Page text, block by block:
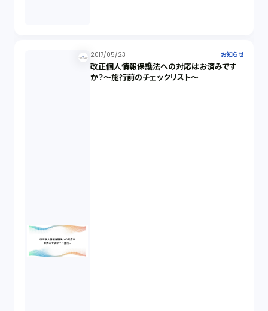
2017/05/23 お知らせ
改正個人情報保護法への対応はお済みです
か？～施行前のチェックリスト～